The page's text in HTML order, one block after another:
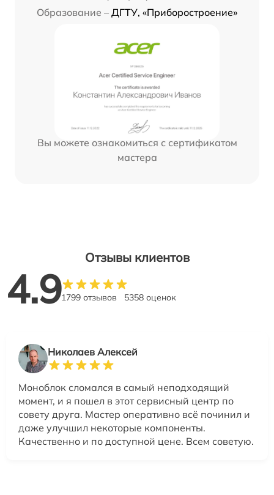
Образование – ДГТУ, «Приборостроение»
Вы можете ознакомиться с сертификатом
мастера
Отзывы клиентов
4.91799 отзывов 5358 оценок
Николаев Алексей
Моноблок сломался в самый неподходящий
момент, и я пошел в этот сервисный центр по
совету друга. Мастер оперативно всё починил и
даже улучшил некоторые компоненты.
Качественно и по доступной цене. Всем советую.